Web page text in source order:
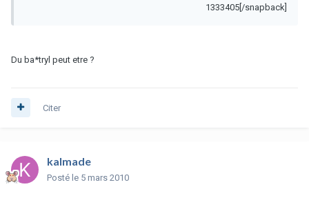
1333405[/snapback]
Du ba*tryl peut etre ?
Citer
kalmade
Posté le 5 mars 2010